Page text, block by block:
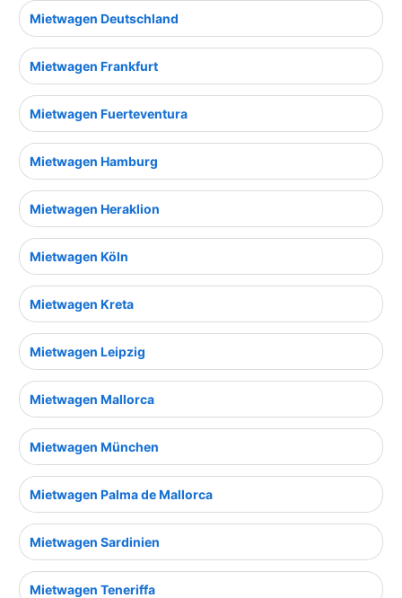
Mietwagen Deutschland
Mietwagen Frankfurt
Mietwagen Fuerteventura
Mietwagen Hamburg
Mietwagen Heraklion
Mietwagen Köln
Mietwagen Kreta
Mietwagen Leipzig
Mietwagen Mallorca
Mietwagen München
Mietwagen Palma de Mallorca
Mietwagen Sardinien
Mietwagen Teneriffa